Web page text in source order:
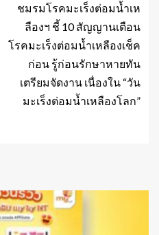
ชมรมโรคมะเร็งต่อมน้ำเห
ลืองฯ ชี้ 10 สัญญานเตือน
โรคมะเร็งต่อมน้ำเหลืองเช็ค
ก่อน รู้ก่อนรักษาหายทัน
เตรียมจัดงาน เนื่องใน “วัน
มะเร็งต่อมน้ำเหลืองโลก”